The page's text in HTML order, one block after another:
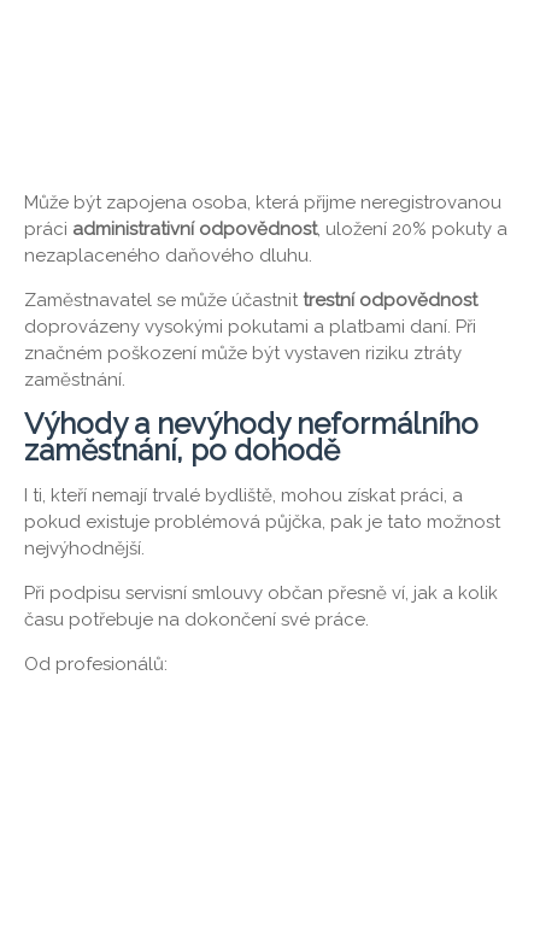
Může být zapojena osoba, která přijme neregistrovanou
práci administrativní odpovědnost, uložení 20% pokuty a
nezaplaceného daňového dluhu.
Zaměstnavatel se může účastnit trestní odpovědnost
doprovázeny vysokými pokutami a platbami daní. Při
značném poškození může být vystaven riziku ztráty
zaměstnání.
Výhody a nevýhody neformálního
zaměstnání, po dohodě
I ti, kteří nemají trvalé bydliště, mohou získat práci, a
pokud existuje problémová půjčka, pak je tato možnost
nejvýhodnější.
Při podpisu servisní smlouvy občan přesně ví, jak a kolik
času potřebuje na dokončení své práce.
Od profesionálů: